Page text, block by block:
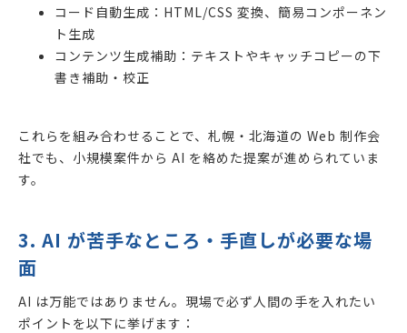
コード自動生成：HTML/CSS 変換、簡易コンポーネン
ト生成
コンテンツ生成補助：テキストやキャッチコピーの下
書き補助・校正
これらを組み合わせることで、札幌・北海道の Web 制作会
社でも、小規模案件から AI を絡めた提案が進められていま
す。
3. AI が苦手なところ・手直しが必要な場
面
AI は万能ではありません。現場で必ず人間の手を入れたい
ポイントを以下に挙げます：